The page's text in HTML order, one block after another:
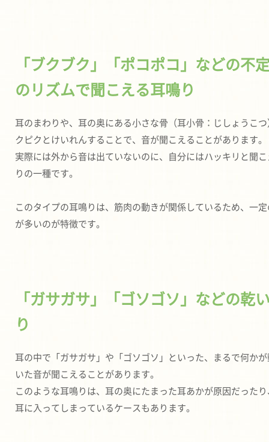
「ブクブク」「ポコポコ」などの不
のリズムで聞こえる耳鳴り
耳のまわりや、耳の奥にある小さな骨（耳小骨：じしょうこ
クピクとけいれんすることで、音が聞こえることがあります。
実際には外から音は出ていないのに、自分にはハッキリと聞
りの一種です。
このタイプの耳鳴りは、筋肉の動きが関係しているため、一
が多いのが特徴です。
「ガサガサ」「ゴソゴソ」などの乾
り
耳の中で「ガサガサ」や「ゴソゴソ」といった、まるで何か
いた音が聞こえることがあります。
このような耳鳴りは、耳の奥にたまった耳あかが原因だった
耳に入ってしまっているケースもあります。